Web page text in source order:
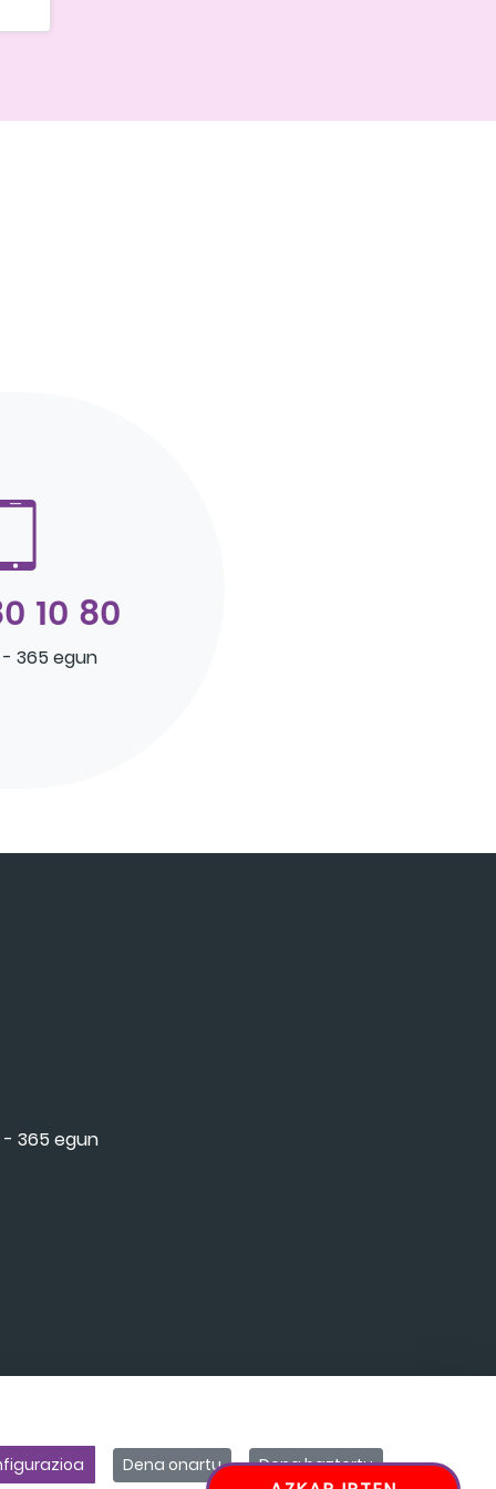
10 80
365 egun
365 egun
Dena onartu Dena baztertu